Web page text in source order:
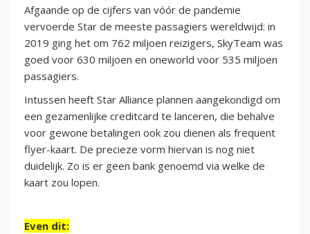
Afgaande op de cijfers van vóór de pandemie
vervoerde Star de meeste passagiers wereldwijd: in
2019 ging het om 762 miljoen reizigers, SkyTeam was
goed voor 630 miljoen en oneworld voor 535 miljoen
passagiers.
Intussen heeft Star Alliance plannen aangekondigd om
een gezamenlijke creditcard te lanceren, die behalve
voor gewone betalingen ook zou dienen als frequent
flyer-kaart. De precieze vorm hiervan is nog niet
duidelijk. Zo is er geen bank genoemd via welke de
kaart zou lopen.
Even dit: